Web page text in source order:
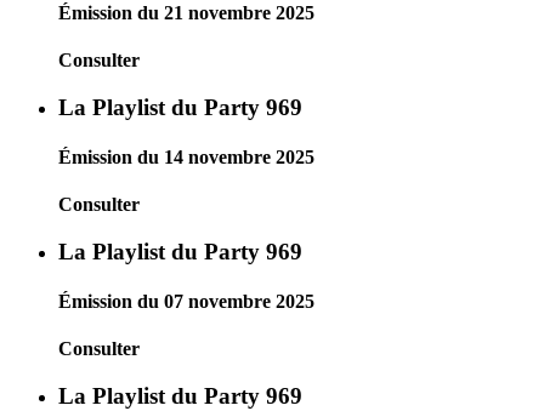
Émission du 21 novembre 2025
Consulter
La Playlist du Party 969
Émission du 14 novembre 2025
Consulter
La Playlist du Party 969
Émission du 07 novembre 2025
Consulter
La Playlist du Party 969